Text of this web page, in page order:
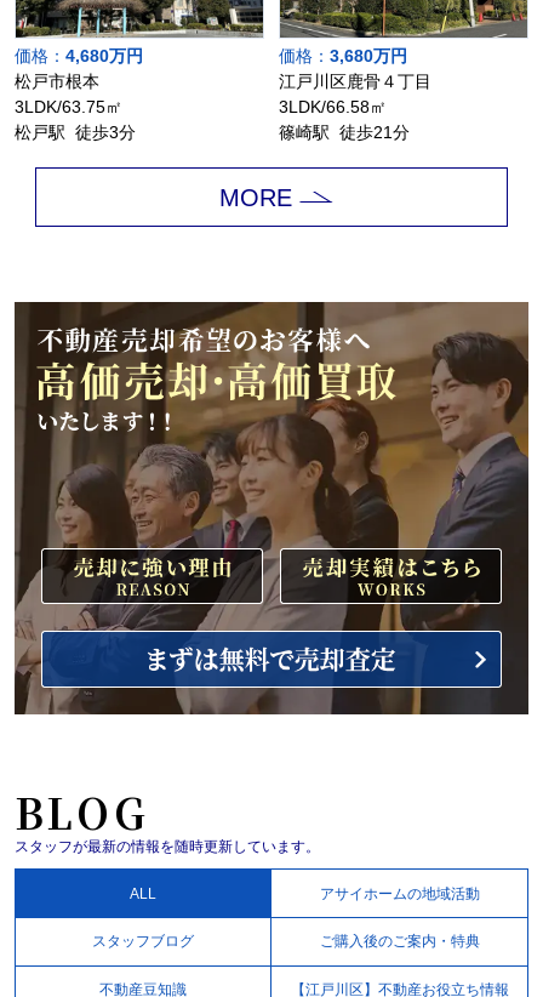
価格： 4,680万円
松戸市根本
3LDK/63.75㎡
松戸駅 徒歩3分
価格： 3,680万円
江戸川区鹿骨４丁目
3LDK/66.58㎡
篠崎駅 徒歩21分
MORE
BLOG
スタッフが最新の情報を随時更新しています。
ALL アサイホームの地域活動
スタッフブログ ご購入後のご案内・特典
不動産豆知識 【江戸川区】不動産お役立ち情報